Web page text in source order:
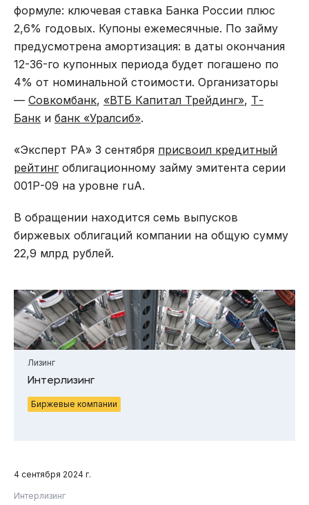
формуле: ключевая ставка Банка России плюс
2,6% годовых. Купоны ежемесячные. По займу
предусмотрена амортизация: в даты окончания
12-36-го купонных периода будет погашено по
4% от номинальной стоимости. Организаторы
— Совкомбанк, «ВТБ Капитал Трейдинг», Т-
Банк и банк «Уралсиб».
«Эксперт РА» 3 сентября присвоил кредитный
рейтингоблигационному займу эмитента серии
001Р-09 на уровне ruA.
В обращении находится семь выпусков
биржевых облигаций компании на общую сумму
22,9 млрд рублей.
Лизинг
Интерлизинг
Биржевые компании
4 сентября 2024 г.
Интерлизинг